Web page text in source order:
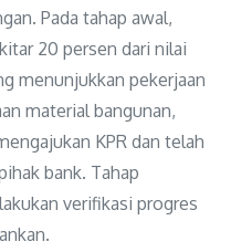
Pada tahap awal,
20 persen dari nilai
menunjukkan pekerjaan
material bangunan,
KPR dan telah
bank. Tahap
verifikasi progres